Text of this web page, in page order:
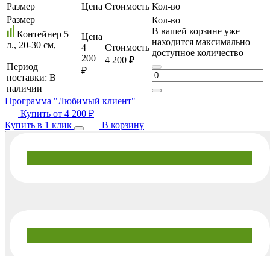
Размер
Цена Стоимость Кол-во
Размер
Контейнер 5
л., 20-30 cм,
Период
поставки: В
наличии
Цена
4
200
₽
Стоимость
4 200 ₽
Кол-во
В вашей корзине уже
находится максимально
доступное количество
Программа "Любимый клиент"
Купить от 4 200 ₽
Купить в 1 клик
В корзину